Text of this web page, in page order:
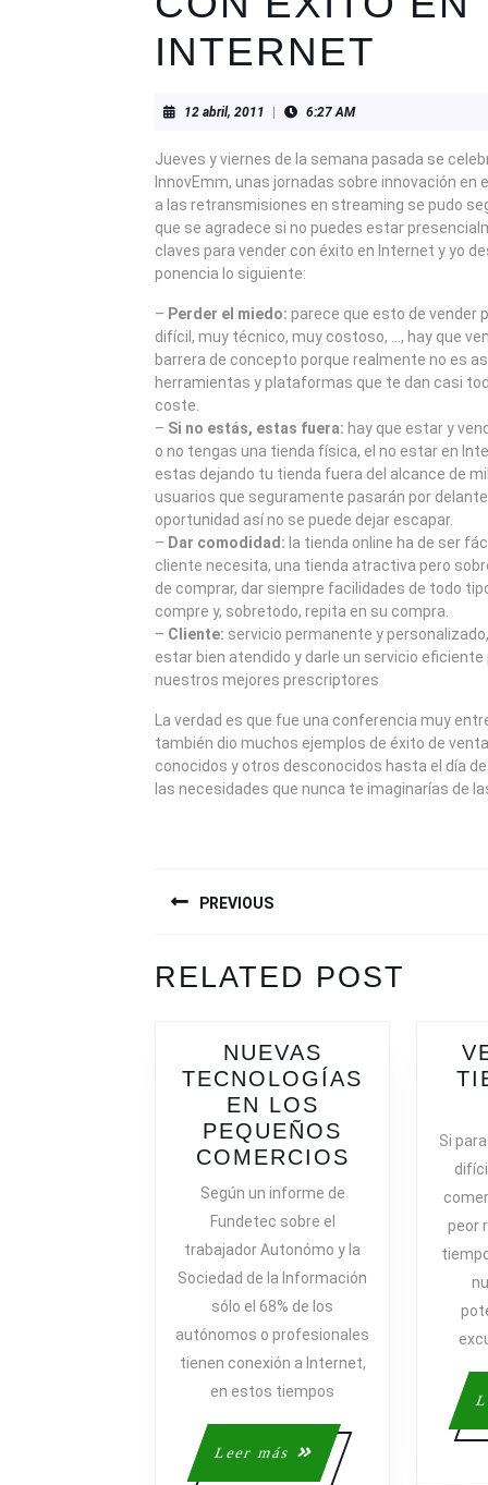
INTERNET
12 abril, 2011 12
2011
6:27 AM
Jueves y viernes de la semana pasada se
InnovEmm, unas jornadas sobre innovación en
a las retransmisiones en streaming se pudo
que se agradece si no puedes estar
claves para vender con éxito en Internet y yo
ponencia lo siguiente:
– Perder el miedo: parece que esto de vender
difícil, muy técnico, muy costoso, …, hay que
barrera de concepto porque realmente no es
herramientas y plataformas que te dan casi
coste.
– Si no estás, estas fuera: hay que estar y
o no tengas una tienda física, el no estar en
estas dejando tu tienda fuera del alcance de
usuarios que seguramente pasarán por
oportunidad así no se puede dejar escapar.
– Dar comodidad: la tienda online ha de ser
cliente necesita, una tienda atractiva pero
de comprar, dar siempre facilidades de todo
compre y, sobretodo, repita en su compra.
– Cliente: servicio permanente y
estar bien atendido y darle un servicio eficiente
nuestros mejores prescriptores
La verdad es que fue una conferencia muy
también dio muchos ejemplos de éxito de
conocidos y otros desconocidos hasta el día
las necesidades que nunca te imaginarías de
DE
ENTRADAS
PREVIOUS
post:
RELATED POST
NUEVAS
TECNOLOGÍAS
EN LOS
PEQUEÑOS
COMERCIOS
PEQUEÑOS
Según un informe de
Fundetec sobre el
trabajador Autonómo y la
Sociedad de la Información
sólo el 68% de los
autónomos o profesionales
tienen conexión a Internet,
en estos tiempos
Leer más
Leer
más
Si
peor